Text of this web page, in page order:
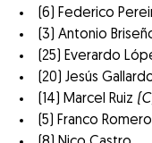
(6) Federico
(3) Antonio
(25) Everardo
(20) Jesús
(14) Marcel Ruiz
(5) Franco Romero